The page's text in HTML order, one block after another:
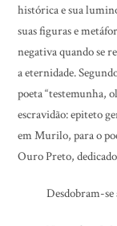
histórica e sua
suas figuras e
negativa quando se
a eternidade.
poeta “testemunha,
escravidão: epiteto
em Murilo, para o
Ouro Preto,
Desdobram-se